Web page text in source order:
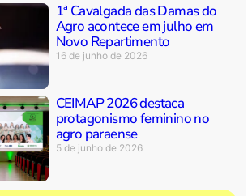
1ª Cavalgada das Damas do
Agro acontece em julho em
Novo Repartimento
16 de junho de 2026
CEIMAP 2026 destaca
protagonismo feminino no
agro paraense
5 de junho de 2026